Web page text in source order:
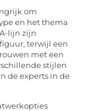
om
en het thema
lijn zijn
terwijl een
met een
stijlen
de experts in de